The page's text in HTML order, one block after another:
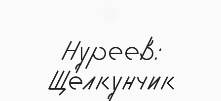
Нуреев:
Щелкунчик